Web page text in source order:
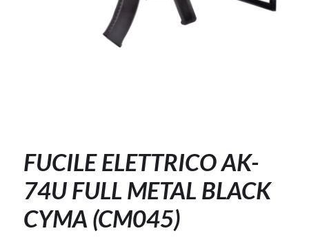
FUCILE ELETTRICO AK-
74U FULL METAL BLACK
CYMA (CM045)